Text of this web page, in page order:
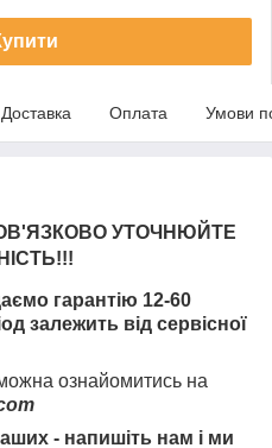
Доставка Оплата Умови
УТОЧНЮЙТЕ
!!!
гарантію 12-60
залежить від сервісної
ознайомитись на
- напишіть нам і ми